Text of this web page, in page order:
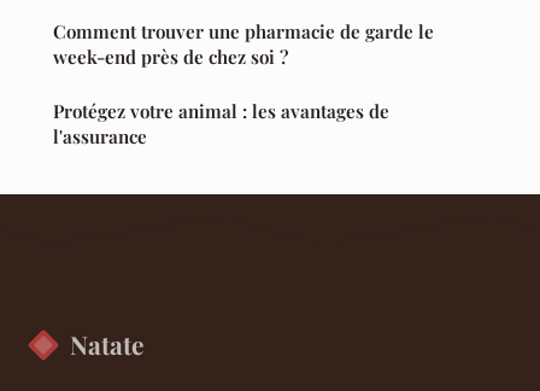
Comment trouver une pharmacie de garde le
week-end près de chez soi ?
Protégez votre animal : les avantages de
l'assurance
Natate